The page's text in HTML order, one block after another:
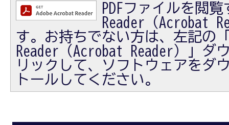
PDFファイルを閲
Reader（Acrobat
す。お持ちでない方は、左記の
Reader（Acrobat Reader）」ダ
リックして、ソフトウェアをダ
トールしてください。